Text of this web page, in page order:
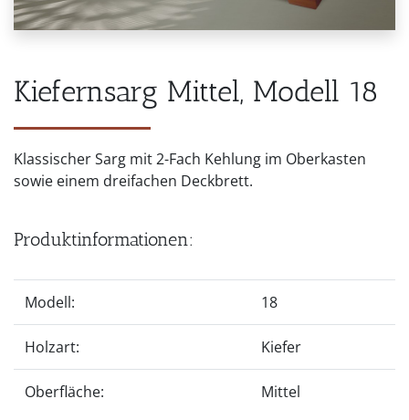
Kiefernsarg Mittel, Modell 18
Klassischer Sarg mit 2-Fach Kehlung im Oberkasten
sowie einem dreifachen Deckbrett.
Produktinformationen:
Modell: 18
Holzart: Kiefer
Oberfläche: Mittel